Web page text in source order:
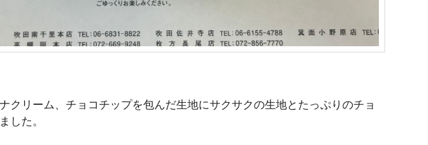
クリーム、チョコチップを包んだ生地にサクサクの生地とたっぷりのチョ
した。